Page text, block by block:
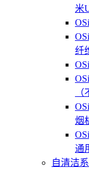
米
纤
烟
通
自清洁